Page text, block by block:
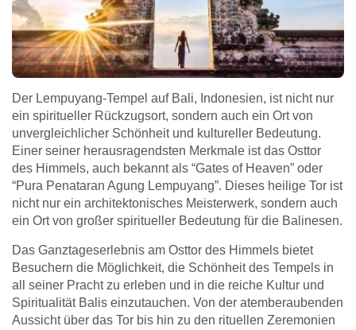
Der Lempuyang-Tempel auf Bali, Indonesien, ist nicht nur
ein spiritueller Rückzugsort, sondern auch ein Ort von
unvergleichlicher Schönheit und kultureller Bedeutung.
Einer seiner herausragendsten Merkmale ist das Osttor
des Himmels, auch bekannt als “Gates of Heaven” oder
“Pura Penataran Agung Lempuyang”. Dieses heilige Tor ist
nicht nur ein architektonisches Meisterwerk, sondern auch
ein Ort von großer spiritueller Bedeutung für die Balinesen.
Das Ganztageserlebnis am Osttor des Himmels bietet
Besuchern die Möglichkeit, die Schönheit des Tempels in
all seiner Pracht zu erleben und in die reiche Kultur und
Spiritualität Balis einzutauchen. Von der atemberaubenden
Aussicht über das Tor bis hin zu den rituellen Zeremonien